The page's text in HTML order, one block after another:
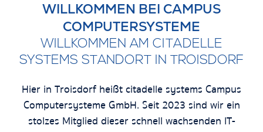
WILLKOMMEN BEI CAMPUS
COMPUTERSYSTEME
WILLKOMMEN AM CITADELLE
SYSTEMS STANDORT IN TROISDORF
Hier in Troisdorf heißt citadelle systems Campus
Computersysteme GmbH. Seit 2023 sind wir ein
stolzes Mitglied dieser schnell wachsenden IT-